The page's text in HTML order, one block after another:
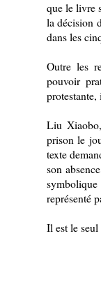
que le livre
la décision
dans les
Outre les
pouvoir
Liu
prison le
texte
son
représenté
Il est le